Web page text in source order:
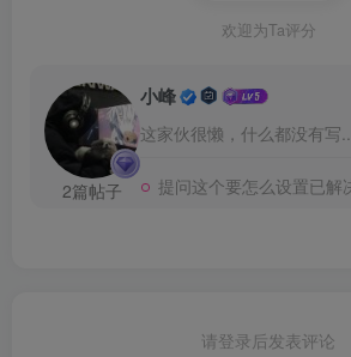
欢迎为Ta评分
2篇帖子
小峰
这家伙很懒，什么都没有写
提问这个要怎么设置已解
请登录后发表评论